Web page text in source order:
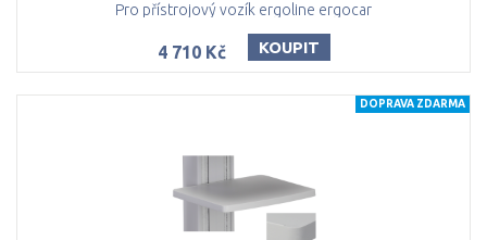
Pro přístrojový vozík ergoline ergocar
4 710 Kč KOUPIT
DOPRAVA ZDARMA